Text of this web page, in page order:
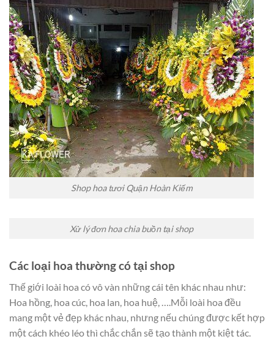
Shop hoa tươi Quận Hoàn Kiếm
Xử lý đơn hoa chia buồn tại shop
Các loại hoa thường có tại shop
Thế giới loài hoa có vô vàn những cái tên khác nhau như:
Hoa hồng, hoa cúc, hoa lan, hoa huệ, ….Mỗi loài hoa đều
mang một vẻ đẹp khác nhau, nhưng nếu chúng được kết hợp
một cách khéo léo thì chắc chắn sẽ tạo thành một kiệt tác.